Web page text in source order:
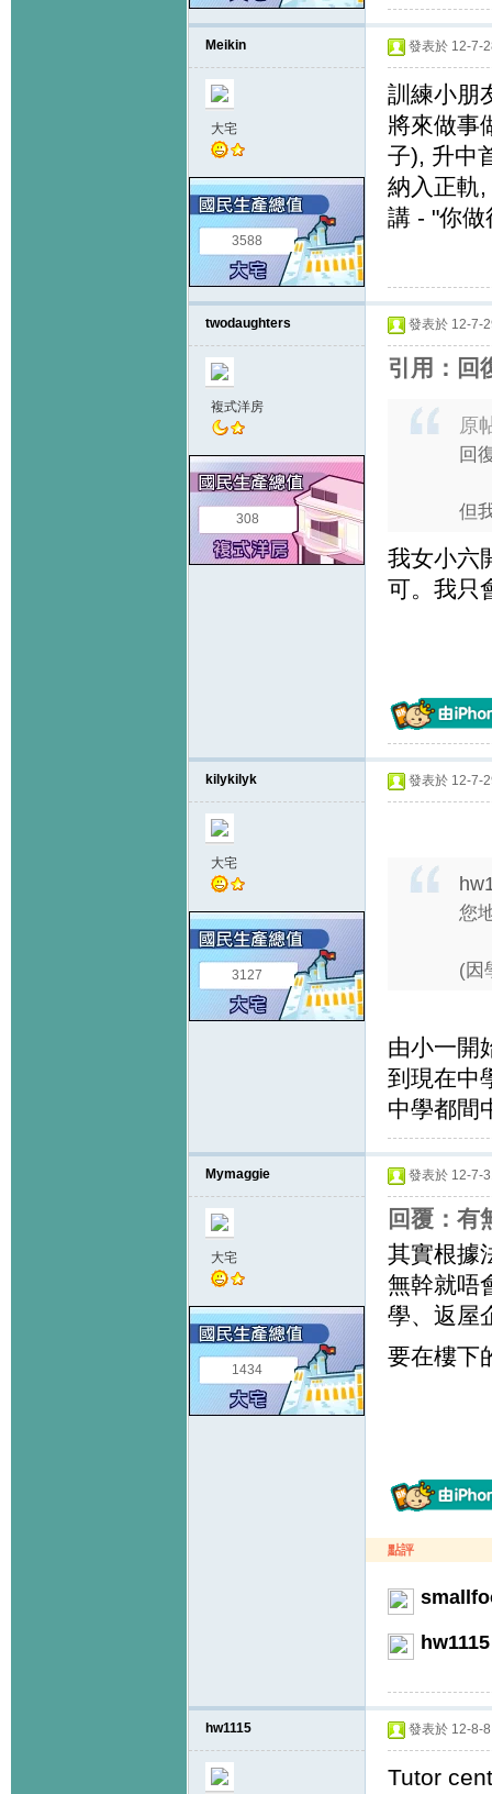
Meikin
大宅
3588
發表於 12-7-
訓練小朋
將來做事
子), 升中
納入正軌
講 - "你做
twodaughters
複式洋房
308
發表於 12-7-
引用：回
原
回
但
我女小六
可。我只
kilykilyk
大宅
3127
發表於 12-7-
您
(因
由小一開
到現在中
中學都間
Mymaggie
大宅
1434
發表於 12-7-
回覆：有
其實根據
無幹就唔
學、返屋
要在樓下
點評
hw1115
hw1115 發表於 12-8-
Tutor